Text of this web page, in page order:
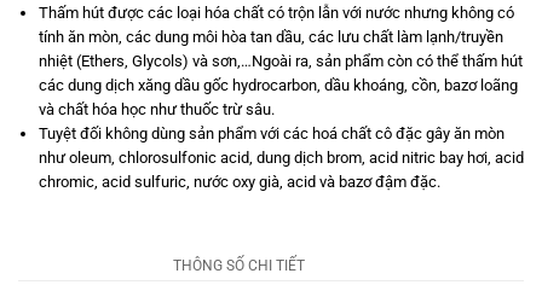
Thấm hút được các loại hóa chất có trộn lẫn với nước nhưng không có
tính ăn mòn, các dung môi hòa tan dầu, các lưu chất làm lạnh/truyền
nhiệt (Ethers, Glycols) và sơn,…Ngoài ra, sản phẩm còn có thể thấm hút
các dung dịch xăng dầu gốc hydrocarbon, dầu khoáng, cồn, bazơ loãng
và chất hóa học như thuốc trừ sâu.
Tuyệt đối không dùng sản phẩm với các hoá chất cô đặc gây ăn mòn
như oleum, chlorosulfonic acid, dung dịch brom, acid nitric bay hơi, acid
chromic, acid sulfuric, nước oxy già, acid và bazơ đậm đặc.
THÔNG SỐ CHI TIẾT